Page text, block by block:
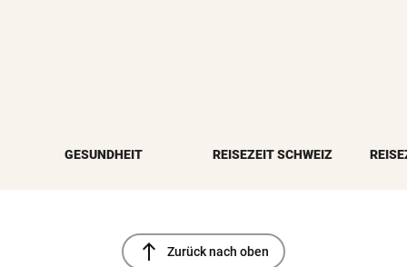
GESUNDHEIT REISEZEIT SCHWEIZ
north Zurück nach oben